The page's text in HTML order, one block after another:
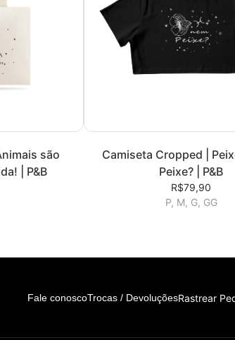
são
| P&B
Camiseta Cropped |
Peixe? | P&B
R$79,90
P, M, G, GG
Fale conoscoTrocas / DevoluçõesRastrear